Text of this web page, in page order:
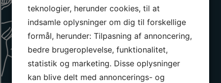
teknologier, herunder cookies, til at
indsamle oplysninger om dig til forskellige
formål, herunder: Tilpasning af annoncering,
bedre brugeroplevelse, funktionalitet,
statistik og marketing. Disse oplysninger
kan blive delt med annoncerings- og